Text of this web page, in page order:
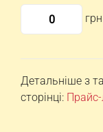
грн
Детальніше з
сторінці: